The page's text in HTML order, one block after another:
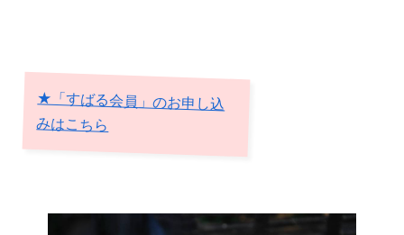
★「すばる会員」のお申し込
みはこちら